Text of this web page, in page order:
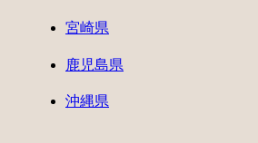
宮崎県
鹿児島県
沖縄県